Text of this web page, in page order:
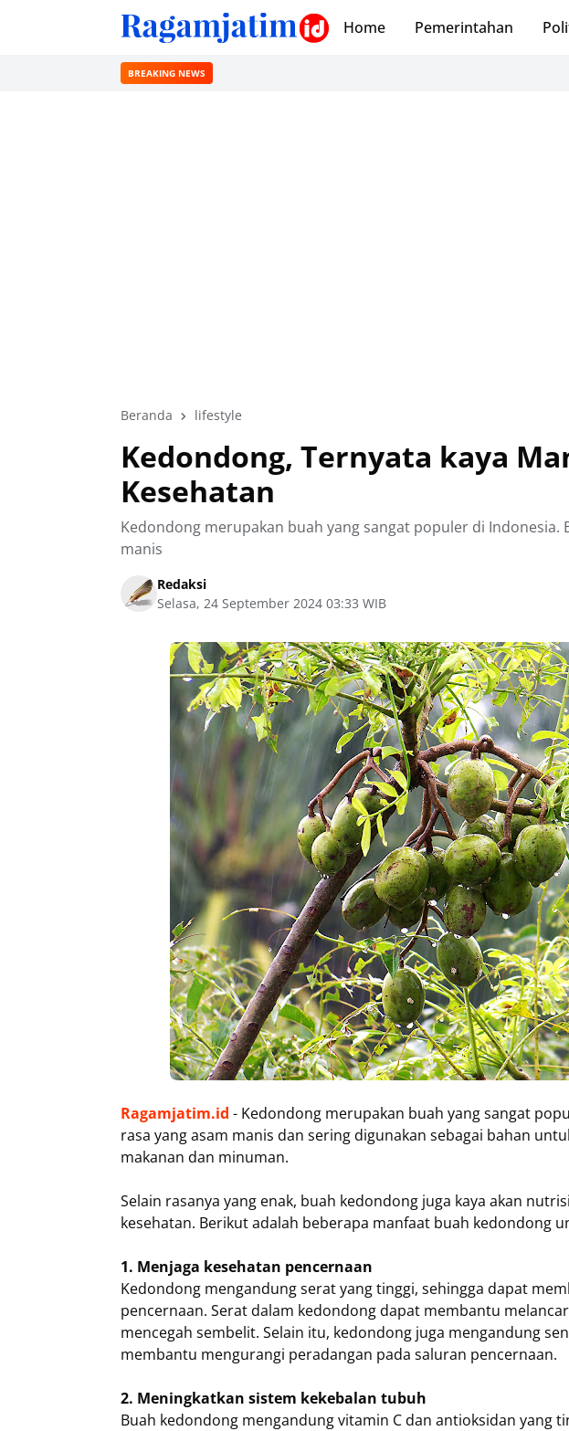
Home Pemerintahan
BREAKING NEWS
Beranda lifestyle
Kedondong, Ternyata kaya
Kesehatan
Kedondong merupakan buah yang sangat populer di Indonesia.
manis
Redaksi
Selasa, 24 September 2024 03:33 WIB
Ragamjatim.id - Kedondong merupakan buah yang sangat
rasa yang asam manis dan sering digunakan sebagai bahan
makanan dan minuman.
Selain rasanya yang enak, buah kedondong juga kaya akan
kesehatan. Berikut adalah beberapa manfaat buah kedondong
1. Menjaga kesehatan pencernaan
Kedondong mengandung serat yang tinggi, sehingga dapat
pencernaan. Serat dalam kedondong dapat membantu
mencegah sembelit. Selain itu, kedondong juga mengandung
membantu mengurangi peradangan pada saluran pencernaan.
2. Meningkatkan sistem kekebalan tubuh
Buah kedondong mengandung vitamin C dan antioksidan yang